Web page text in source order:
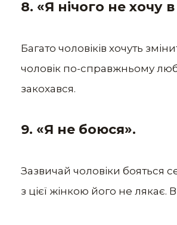
8. «Я нічого не хочу
Багато чоловіків хочуть
чоловік по-справжньому
закохався.
9. «Я не боюся».
Зазвичай чоловіки бояться
з цієї жінкою його не лякає.